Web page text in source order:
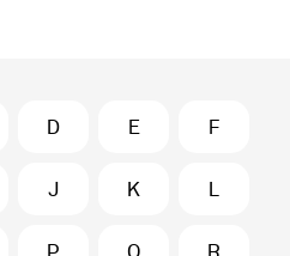
D E F
J K L